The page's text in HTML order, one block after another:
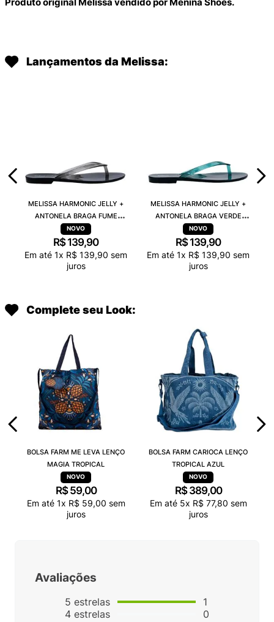
Lançamentos da Melissa:
MELISSA HARMONIC JELLY +
ANTONELA BRAGA FUME
TRANSPARENTE 38263
R$ 139,90
Em até 1x R$ 139,90 sem
juros
MELISSA HARMONIC JELLY +
ANTONELA BRAGA VERDE
TRANSPARENTE 38263
R$ 139,90
Em até 1x R$ 139,90 sem
juros
Complete seu Look:
BOLSA FARM ME LEVA LENÇO
MAGIA TROPICAL
R$ 59,00
Em até 1x R$ 59,00 sem
juros
BOLSA FARM CARIOCA LENÇO
TROPICAL AZUL
R$ 389,00
Em até 5x R$ 77,80 sem
juros
Avaliações
5 estrelas
4 estrelas
1
0